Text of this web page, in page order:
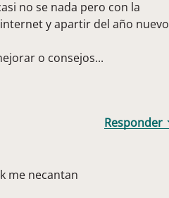
no se nada pero con la
y apartir del año nuevo
o consejos...
me necantan